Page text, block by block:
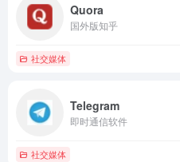
Quora
国外版知乎
社交媒体
Telegram
即时通信软件
社交媒体